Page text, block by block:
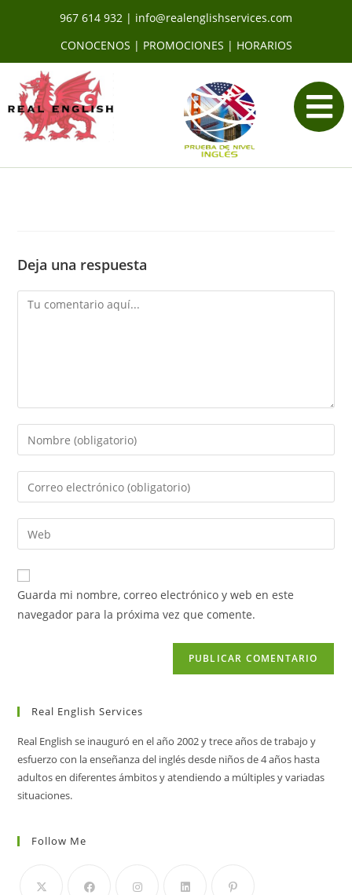
967 614 932 | info@realenglishservices.com
CONOCENOS | PROMOCIONES | HORARIOS
Deja una respuesta
Guarda mi nombre, correo electrónico y web en este
navegador para la próxima vez que comente.
Real English Services
Real English se inauguró en el año 2002 y trece años de trabajo y
esfuerzo con la enseñanza del inglés desde niños de 4 años hasta
adultos en diferentes ámbitos y atendiendo a múltiples y variadas
situaciones.
Follow Me